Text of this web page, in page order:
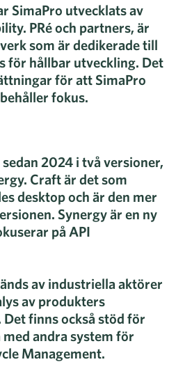
SimaPro utvecklats av
PRé och partners, är
som är dedikerade till
för hållbar utveckling. Det
för att SimaPro
fokus.
2024 i två versioner,
Craft är det som
desktop och är den mer
Synergy är en ny
på API
av industriella aktörer
av produkters
finns också stöd för
andra system för
Management.